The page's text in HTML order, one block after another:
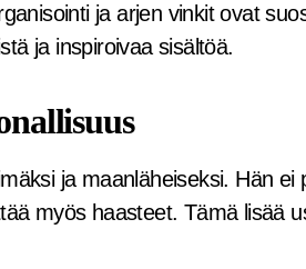
ja arjen vinkit ovat
ja inspiroivaa sisältöä.
ja maanläheiseksi. Hän ei
myös haasteet. Tämä lisää